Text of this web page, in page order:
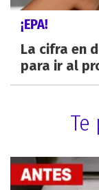
¡EPA!
La cifra en
para ir al